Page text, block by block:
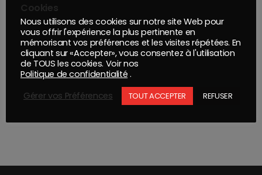
Cookies
Nous utilisons des cookies sur notre site Web pour
vous offrir l'expérience la plus pertinente en
mémorisant vos préférences et les visites répétées. En
cliquant sur «Accepter», vous consentez à l'utilisation
de TOUS les cookies. Voir nos
Politique de confidentialité .
Gérer vos Préférences
TOUT ACCEPTER REFUSER